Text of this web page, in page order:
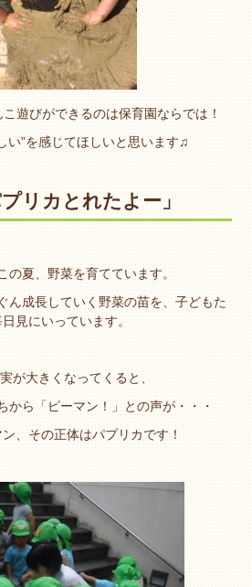
遊びができるのは保育園ならでは！
い”を感じてほしいと思います♫
リカとれたよー」
の夏、野菜を育てています。
ん成長していく野菜の苗を、子どもた
見にいっています。
が大きくなってくると、
から「ピーマン！」との声が・・・
、その正体はパプリカです！